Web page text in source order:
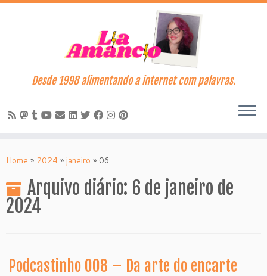
to
Desde 1998 alimentando a internet com palavras.
Home » 2024 » janeiro » 06
Arquivo diário: 6 de janeiro de
2024
Podcastinho 008 – Da arte do encarte